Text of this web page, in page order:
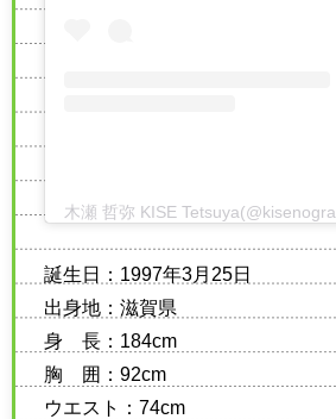
誕生日：1997年3月25日
出身地：滋賀県
身 長：184cm
胸 囲：92cm
ウエスト：74cm